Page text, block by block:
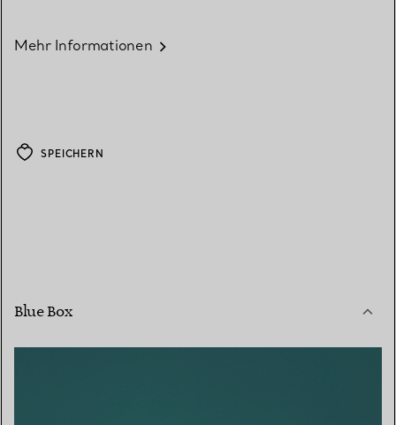
Mehr Informationen
SPEICHERN
Blue Box